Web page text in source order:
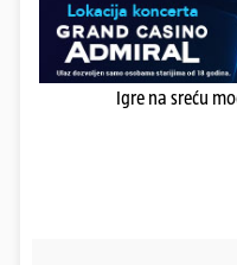
Igre na sreću